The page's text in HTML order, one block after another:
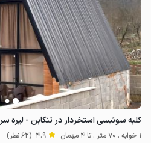
کلبه سوئیسی استخردار در تنکابن - لیره سر
1 خوابه . 70 متر . تا 4 مهمان 4.9 (62 نظر)